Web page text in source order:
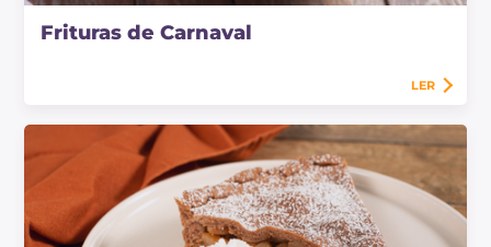
Frituras de Carnaval
LER